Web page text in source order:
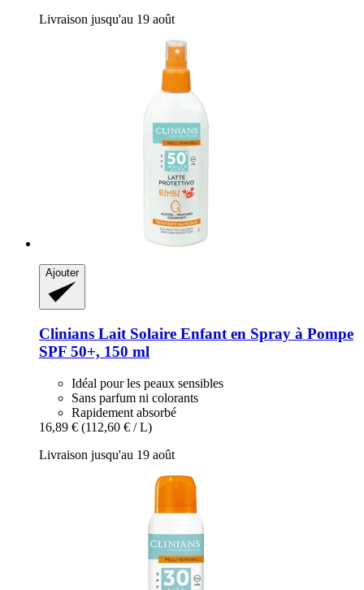
Livraison jusqu'au 19 août
Ajouter
Clinians Lait Solaire Enfant en Spray à Pompe
SPF 50+, 150 ml
Idéal pour les peaux sensibles
Sans parfum ni colorants
Rapidement absorbé
16,89 € (112,60 € / L)
Livraison jusqu'au 19 août